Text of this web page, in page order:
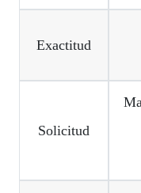
Exactitud
Solicitud